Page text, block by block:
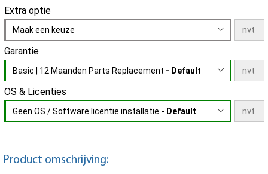
Extra optie
Maak een keuze
Garantie
Basic | 12 Maanden Parts Replacement - Default
OS & Licenties
Geen OS / Software licentie installatie - Default
Product omschrijving: